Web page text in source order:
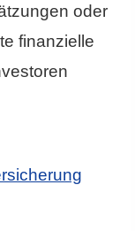
oder
finanzielle